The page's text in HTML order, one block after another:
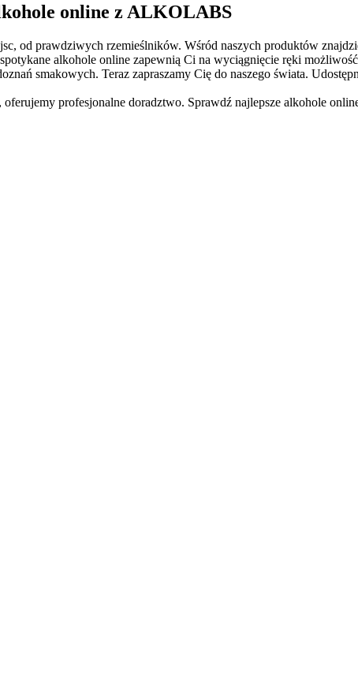
online z ALKOLABS
od prawdziwych rzemieślników. Wśród naszych produktów
alkohole online zapewnią Ci na wyciągnięcie ręki
smakowych. Teraz zapraszamy Cię do naszego świata.
profesjonalne doradztwo. Sprawdź najlepsze alkohole